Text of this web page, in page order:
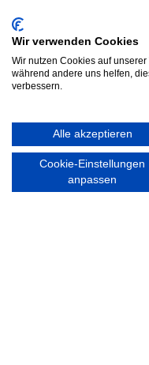
info@walddoerfer-sv.de
MEDIA
RECHTLICHES
Wir verwenden Cookies
Wir nutzen Cookies auf
während andere uns helfen,
verbessern.
Alle akzeptieren
Cookie-Einstellungen
anpassen